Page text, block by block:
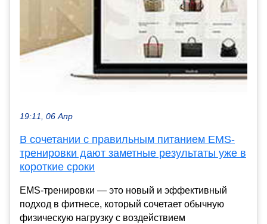
19:11, 06 Апр
В сочетании с правильным питанием EMS-
тренировки дают заметные результаты уже в
короткие сроки
EMS-тренировки — это новый и эффективный
подход в фитнесе, который сочетает обычную
физическую нагрузку с воздействием